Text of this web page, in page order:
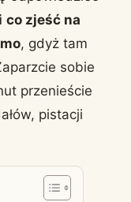
co zjeść na
, gdyż tam
sobie
przenieście
pistacji